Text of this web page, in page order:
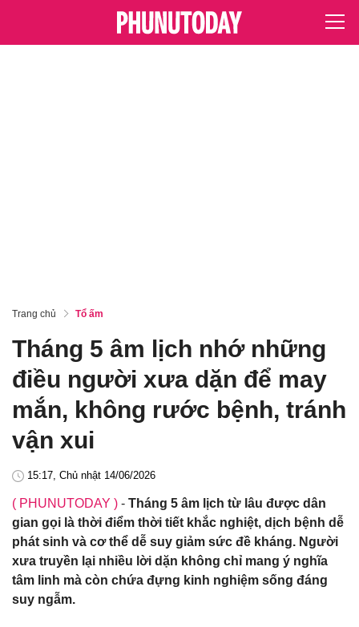
Trang chủ Tổ ấm
Tháng 5 âm lịch nhớ những
điều người xưa dặn để may
mắn, không rước bệnh, tránh
vận xui
15:17, Chủ nhật 14/06/2026
( PHUNUTODAY ) - Tháng 5 âm lịch từ lâu được dân
gian gọi là thời điểm thời tiết khắc nghiệt, dịch bệnh dễ
phát sinh và cơ thể dễ suy giảm sức đề kháng. Người
xưa truyền lại nhiều lời dặn không chỉ mang ý nghĩa
tâm linh mà còn chứa đựng kinh nghiệm sống đáng
suy ngẫm.